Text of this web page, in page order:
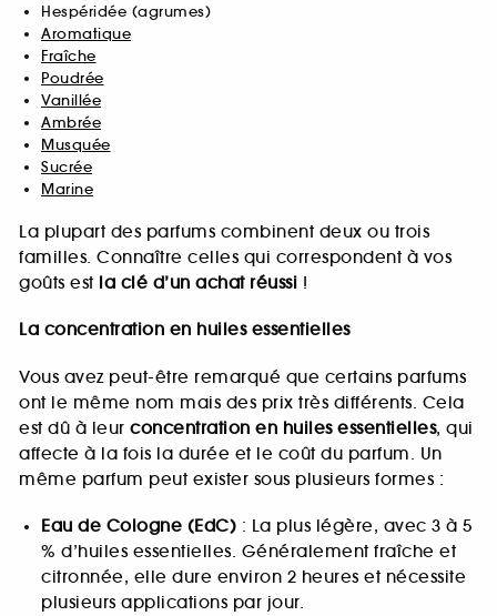
Hespéridée (agrumes)
Aromatique
Fraîche
Poudrée
Vanillée
Ambrée
Musquée
Sucrée
Marine
La plupart des parfums combinent deux ou trois
familles. Connaître celles qui correspondent à vos
goûts est la clé d’un achat réussi !
La concentration en huiles essentielles
Vous avez peut-être remarqué que certains parfums
ont le même nom mais des prix très différents. Cela
est dû à leur concentration en huiles essentielles, qui
affecte à la fois la durée et le coût du parfum. Un
même parfum peut exister sous plusieurs formes :
Eau de Cologne (EdC) : La plus légère, avec 3 à 5
% d’huiles essentielles. Généralement fraîche et
citronnée, elle dure environ 2 heures et nécessite
plusieurs applications par jour.